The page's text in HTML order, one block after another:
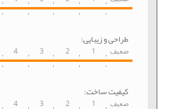
طراحی و زیبایی:
ضعیف 1
2
3
4
کیفیت ساخت:
ضعیف 1
2
3
4